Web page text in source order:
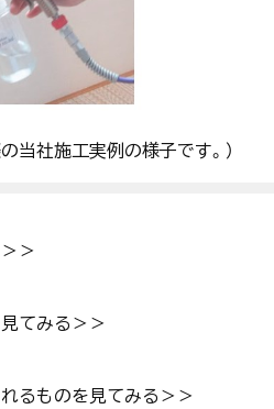
当社施工実例の様子です。）
＞
てみる＞＞
るものを見てみる＞＞